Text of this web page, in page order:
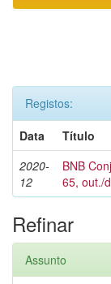
Registos:
Data
Título
2020-
12
BNB
65, out./
Refinar
Assunto